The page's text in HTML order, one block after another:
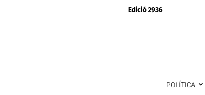
Edició 2936
POLÍTICA